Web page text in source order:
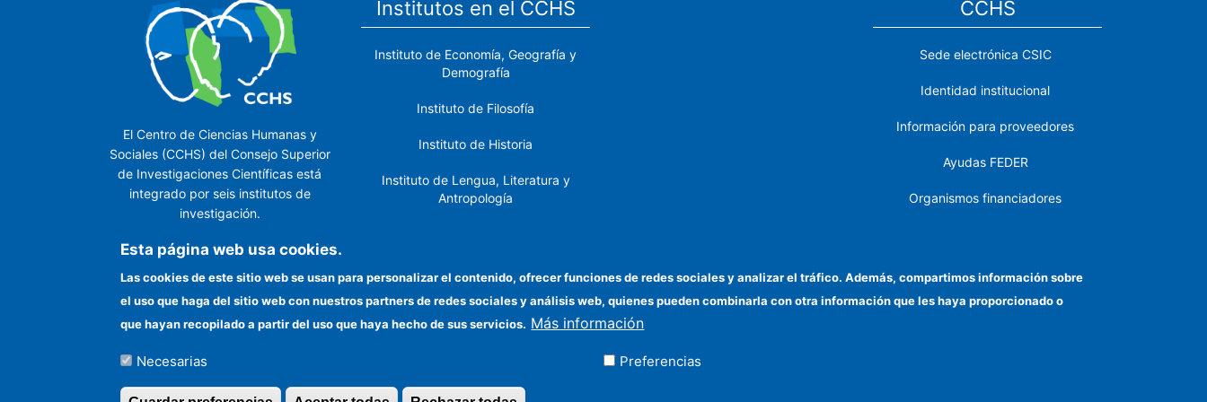
El Centro de Ciencias Humanas y
Sociales (CCHS) del Consejo Superior
de Investigaciones Científicas está
integrado por seis institutos de
investigación.
Institutos en el CCHS
Instituto de Economía, Geografía y
Demografía
Instituto de Filosofía
Instituto de Historia
Instituto de Lengua, Literatura y
Antropología
Próximo
Instituto de Políticas y Bienes
Públicos
CCHS
Sede electrónica CSIC
Identidad institucional
Información para proveedores
Ayudas FEDER
Organismos financiadores
Cómo llegar
©Copyright 2026 Todos los derechos reservados
Esta página web usa cookies.
Las cookies de este sitio web se usan para personalizar el contenido, ofrecer funciones de redes sociales y analizar el tráfico. Además, compartimos información sobre
el uso que haga del sitio web con nuestros partners de redes sociales y análisis web, quienes pueden combinarla con otra información que les haya proporcionado o
que hayan recopilado a partir del uso que haya hecho de sus servicios. Más información
Necesarias Preferencias